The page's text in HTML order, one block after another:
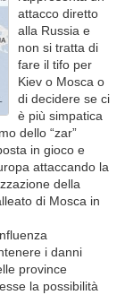
attacco diretto
alla Russia e
non si tratta di
fare il tifo per
Kiev o Mosca o
di decidere se ci
è più simpatica
dello “zar”
in gioco e
attaccando la
della
di Mosca in
i danni
province
la possibilità